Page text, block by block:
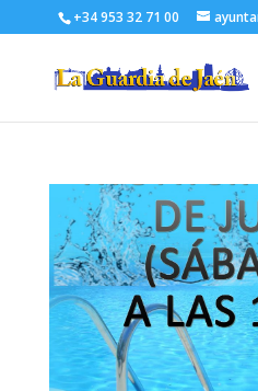
+34 953 32 71 00